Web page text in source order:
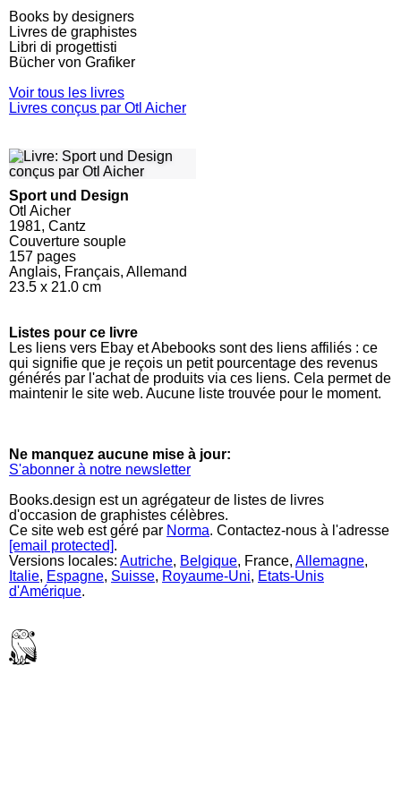
Books by designers
Livres de graphistes
Libri di progettisti
Bücher von Grafiker
Voir tous les livres
Livres conçus par Otl Aicher
Sport und Design
Otl Aicher
1981, Cantz
Couverture souple
157 pages
Anglais, Français, Allemand
23.5 x 21.0 cm
Listes pour ce livre
Les liens vers Ebay et Abebooks sont des liens affiliés : ce
qui signifie que je reçois un petit pourcentage des revenus
générés par l'achat de produits via ces liens. Cela permet de
maintenir le site web. Aucune liste trouvée pour le moment.
Ne manquez aucune mise à jour:
S'abonner à notre newsletter
Books.design est un agrégateur de listes de livres
d'occasion de graphistes célèbres.
Ce site web est géré par Norma. Contactez-nous à l'adresse
[email protected].
Versions locales: Autriche, Belgique, France, Allemagne,
Italie, Espagne, Suisse, Royaume-Uni, Etats-Unis
d'Amérique.